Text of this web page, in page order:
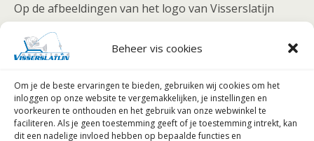
Beheer vis cookies
Om je de beste ervaringen te bieden, gebruiken wij cookies om het
inloggen op onze website te vergemakkelijken, je instellingen en
voorkeuren te onthouden en het gebruik van onze webwinkel te
faciliteren. Als je geen toestemming geeft of je toestemming intrekt, kan
dit een nadelige invloed hebben op bepaalde functies en
Op de afbeeldingen van het logo van Visserslatijn
Nederland en Visserslatijn België is het merkenrecht
en auteursrecht van toepassing. Hierop is tevens het
copyright van toepassing.
U vindt bij ‘extra links’ meer informatie over het
gebruik van deze images.
Pepijn van Visserslatijn